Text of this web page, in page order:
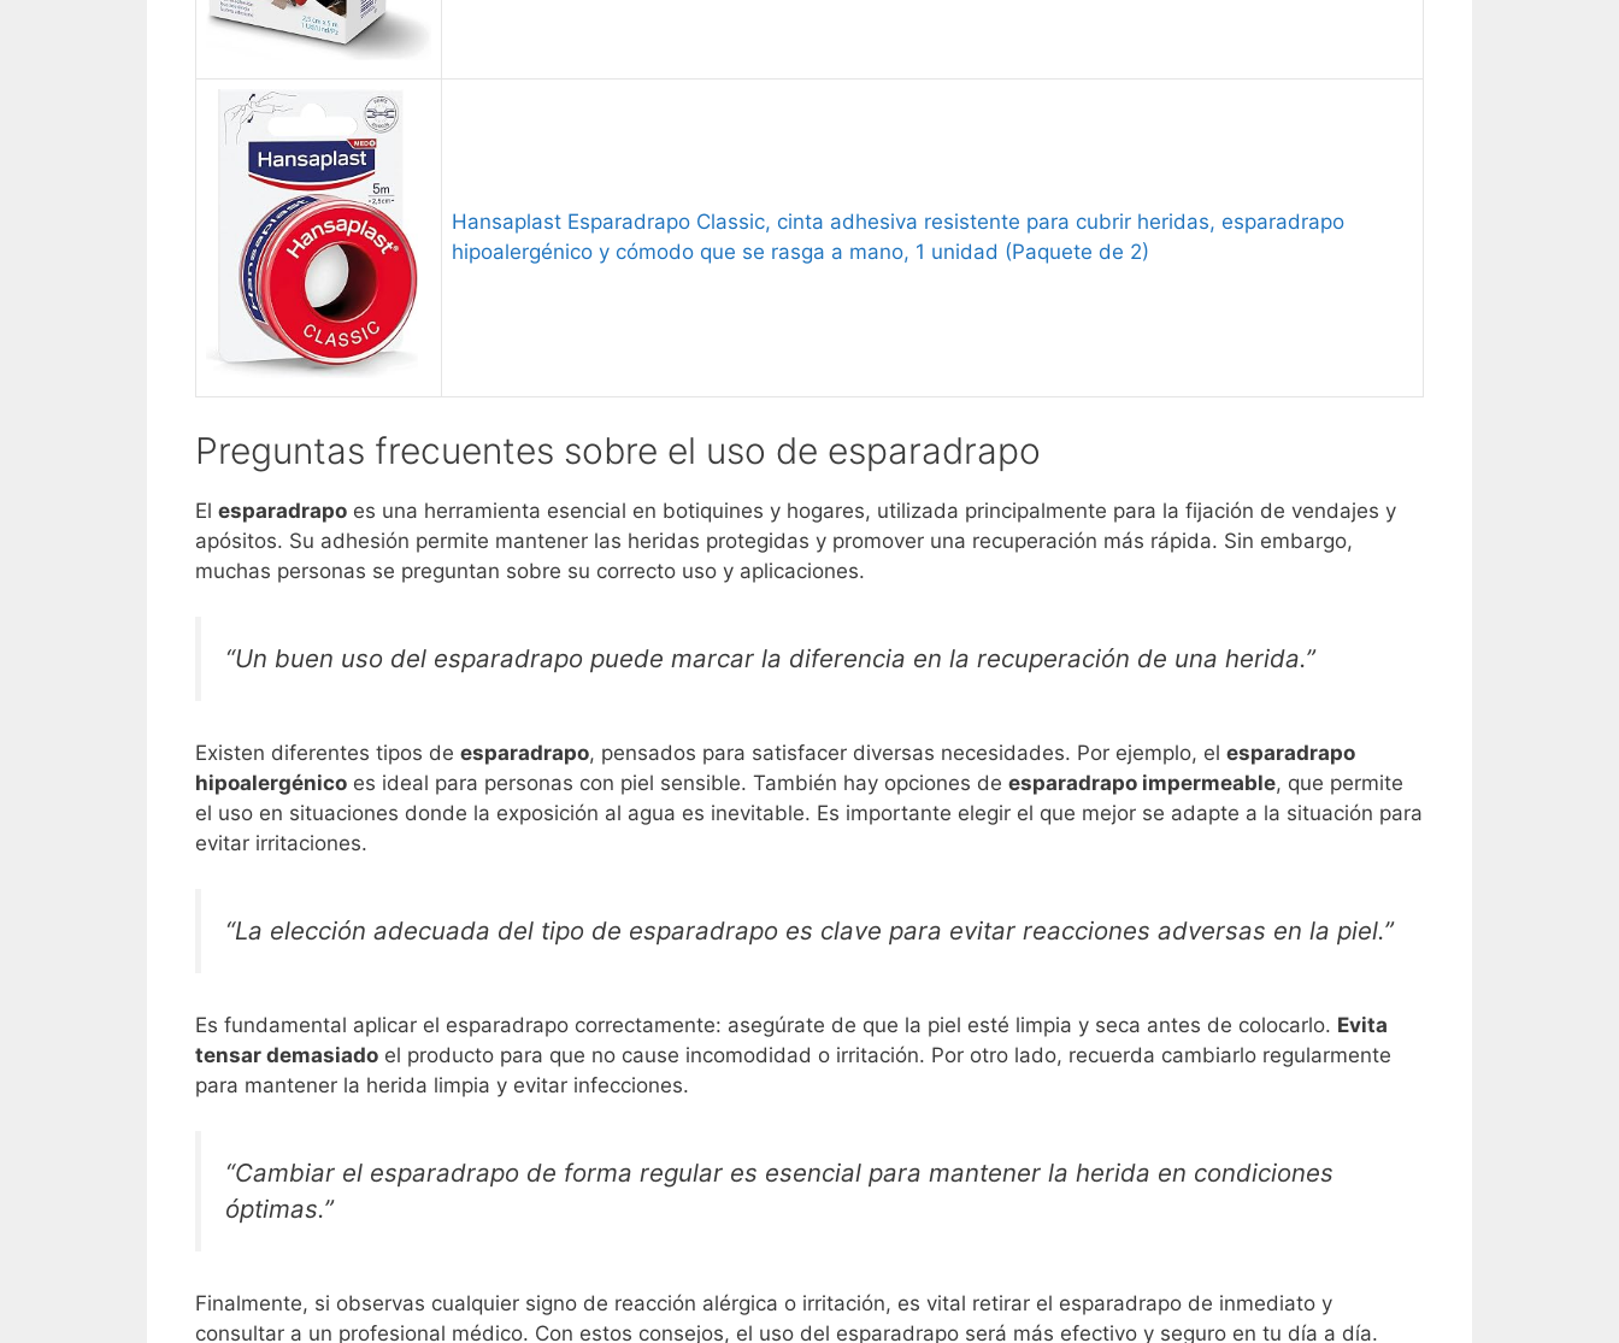
Hansaplast Esparadrapo Classic, cinta adhesiva resistente para cubrir heridas, esparadrapo
hipoalergénico y cómodo que se rasga a mano, 1 unidad (Paquete de 2)
Preguntas frecuentes sobre el uso de esparadrapo
El esparadrapo es una herramienta esencial en botiquines y hogares, utilizada principalmente para la fijación de vendajes y
apósitos. Su adhesión permite mantener las heridas protegidas y promover una recuperación más rápida. Sin embargo,
muchas personas se preguntan sobre su correcto uso y aplicaciones.
“Un buen uso del esparadrapo puede marcar la diferencia en la recuperación de una herida.”
Existen diferentes tipos de esparadrapo, pensados para satisfacer diversas necesidades. Por ejemplo, el esparadrapo
hipoalergénico es ideal para personas con piel sensible. También hay opciones de esparadrapo impermeable, que permite
el uso en situaciones donde la exposición al agua es inevitable. Es importante elegir el que mejor se adapte a la situación para
evitar irritaciones.
“La elección adecuada del tipo de esparadrapo es clave para evitar reacciones adversas en la piel.”
Es fundamental aplicar el esparadrapo correctamente: asegúrate de que la piel esté limpia y seca antes de colocarlo. Evita
tensar demasiado el producto para que no cause incomodidad o irritación. Por otro lado, recuerda cambiarlo regularmente
para mantener la herida limpia y evitar infecciones.
“Cambiar el esparadrapo de forma regular es esencial para mantener la herida en condiciones
óptimas.”
Finalmente, si observas cualquier signo de reacción alérgica o irritación, es vital retirar el esparadrapo de inmediato y
consultar a un profesional médico. Con estos consejos, el uso del esparadrapo será más efectivo y seguro en tu día a día.